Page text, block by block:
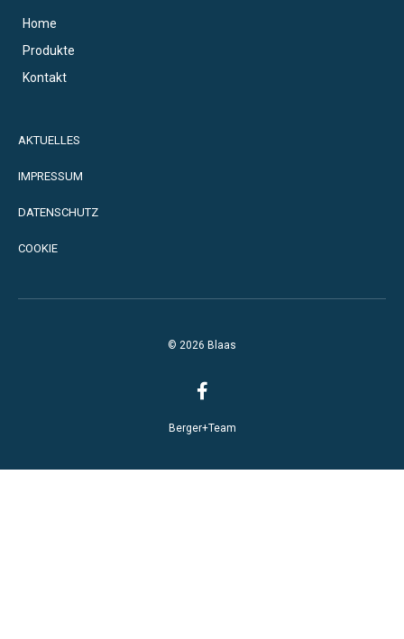
Home
Produkte
Kontakt
AKTUELLES
IMPRESSUM
DATENSCHUTZ
COOKIE
© 2026 Blaas
Berger+Team